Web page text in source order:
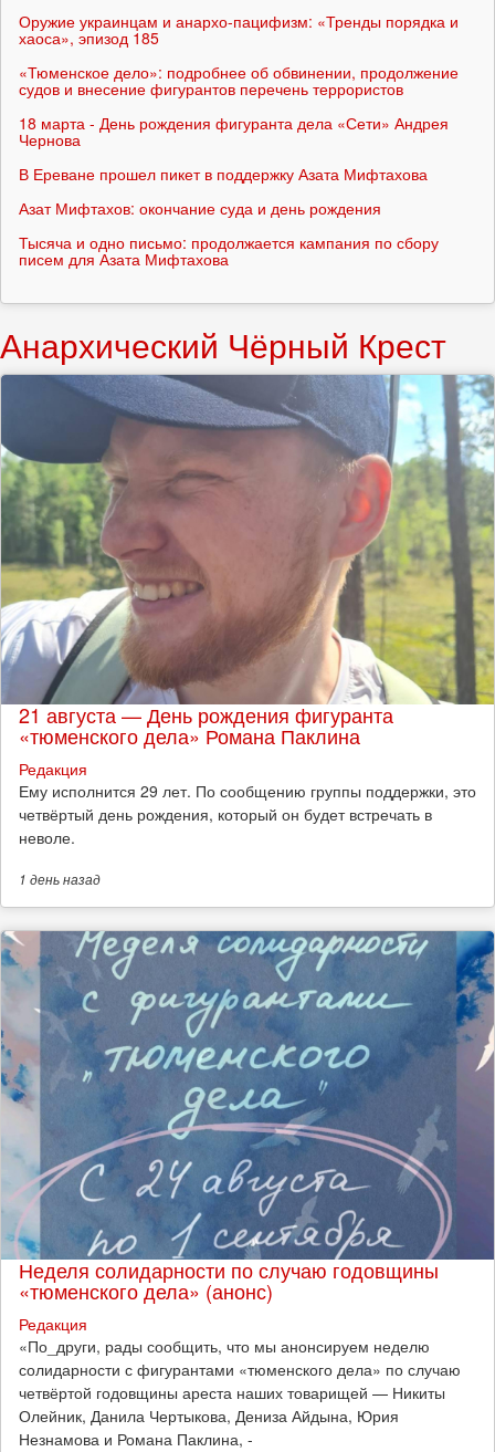
Оружие украинцам и анархо-пацифизм: «Тренды порядка и
хаоса», эпизод 185
«Тюменское дело»: подробнее об обвинении, продолжение
судов и внесение фигурантов перечень террористов
18 марта - День рождения фигуранта дела «Сети» Андрея
Чернова
В Ереване прошел пикет в поддержку Азата Мифтахова
Азат Мифтахов: окончание суда и день рождения
Тысяча и одно письмо: продолжается кампания по сбору
писем для Азата Мифтахова
Анархический Чёрный Крест
21 августа — День рождения фигуранта
«тюменского дела» Романа Паклина
Редакция
Ему исполнится 29 лет. По сообщению группы поддержки, это
четвёртый день рождения, который он будет встречать в
неволе.
1 деньназад
Неделя солидарности по случаю годовщины
«тюменского дела» (анонс)
Редакция
​«По_други, рады сообщить, что мы анонсируем неделю
солидарности с фигурантами «тюменского дела» по случаю
четвёртой годовщины ареста наших товарищей — Никиты
Олейник, Данила Чертыкова, Дениза Айдына, Юрия
Незнамова и Романа Паклина, -